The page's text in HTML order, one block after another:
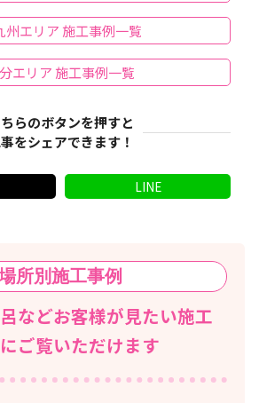
州エリア 施工事例一覧
エリア 施工事例一覧
らのボタンを押すと
をシェアできます！
LINE
所別施工事例
などお客様が見たい施工
ご覧いただけます